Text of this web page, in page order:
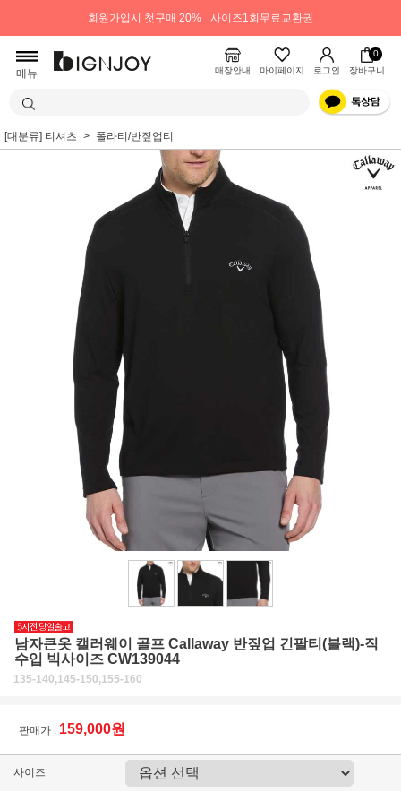
회원가입시 첫구매 20% 사이즈1회무료교환권
메뉴 매장안내 마이페이지 로그인
0
장바구니
[대분류] 티셔츠 폴라티/반짚업티
남자큰옷 캘러웨이 골프 Callaway 반짚업 긴팔티(블랙)-직
수입 빅사이즈 CW139044
135-140,145-150,155-160
판매가 : 159,000원
사이즈